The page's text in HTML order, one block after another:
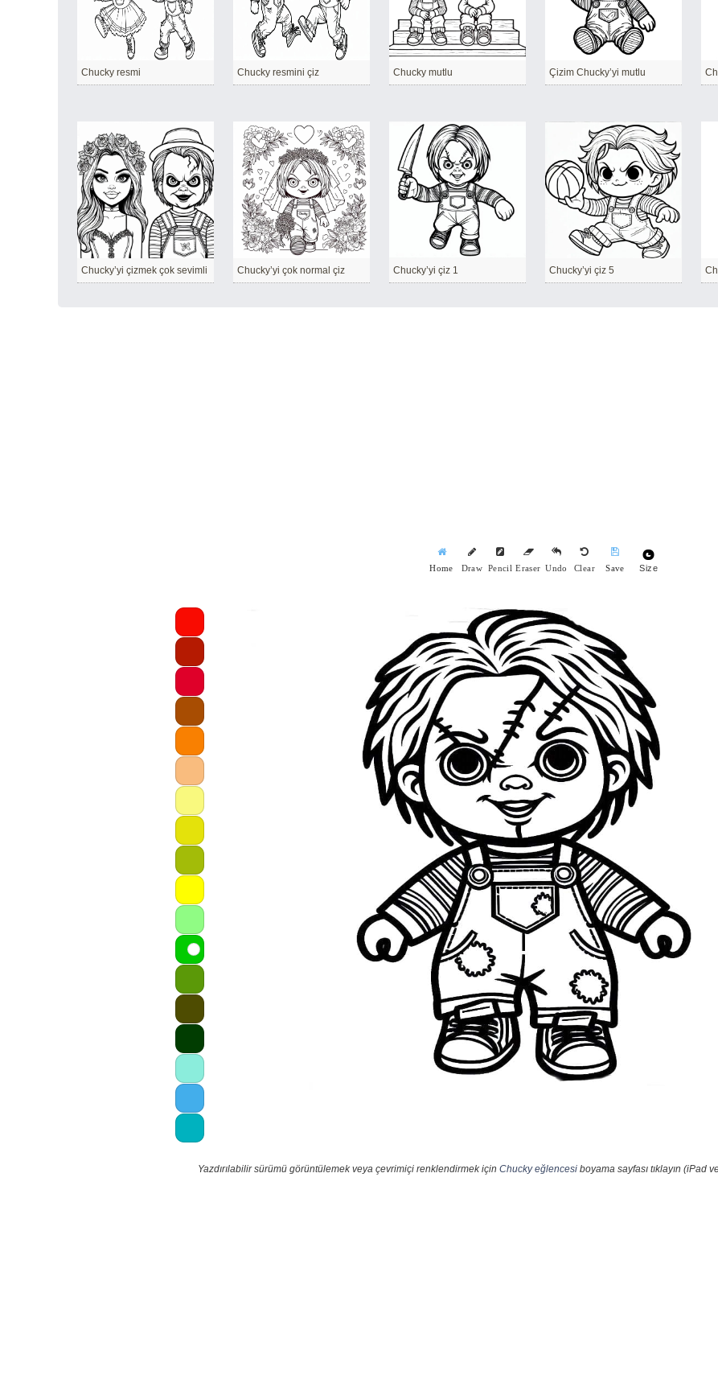
Chucky resmi Chucky resmini çiz Chucky mutlu Çizim Chucky’yi mutlu
Chucky’yi çizmek çok sevimli Chucky’yi çok normal çiz Chucky’yi çiz 1 Chucky’yi çiz 5
Home Draw Pencil Eraser Undo Clear Save Size
Yazdırılabilir sürümü görüntülemek veya çevrimiçi renklendirmek için Chucky eğlencesiboyama sayfası tıklayın (iPad